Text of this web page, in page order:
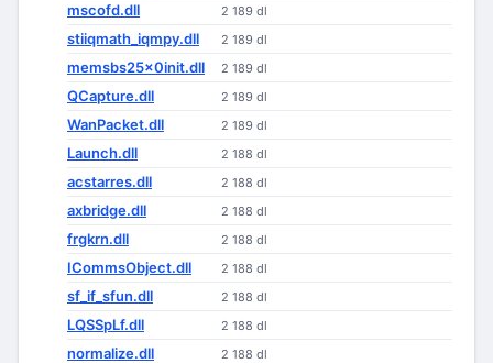
mscofd.dll 2 189 dl
stiiqmath_iqmpy.dll 2 189 dl
memsbs25x0init.dll 2 189 dl
QCapture.dll 2 189 dl
WanPacket.dll 2 189 dl
Launch.dll 2 188 dl
acstarres.dll 2 188 dl
axbridge.dll 2 188 dl
frgkrn.dll 2 188 dl
ICommsObject.dll 2 188 dl
sf_if_sfun.dll 2 188 dl
LQSSpLf.dll 2 188 dl
normalize.dll 2 188 dl